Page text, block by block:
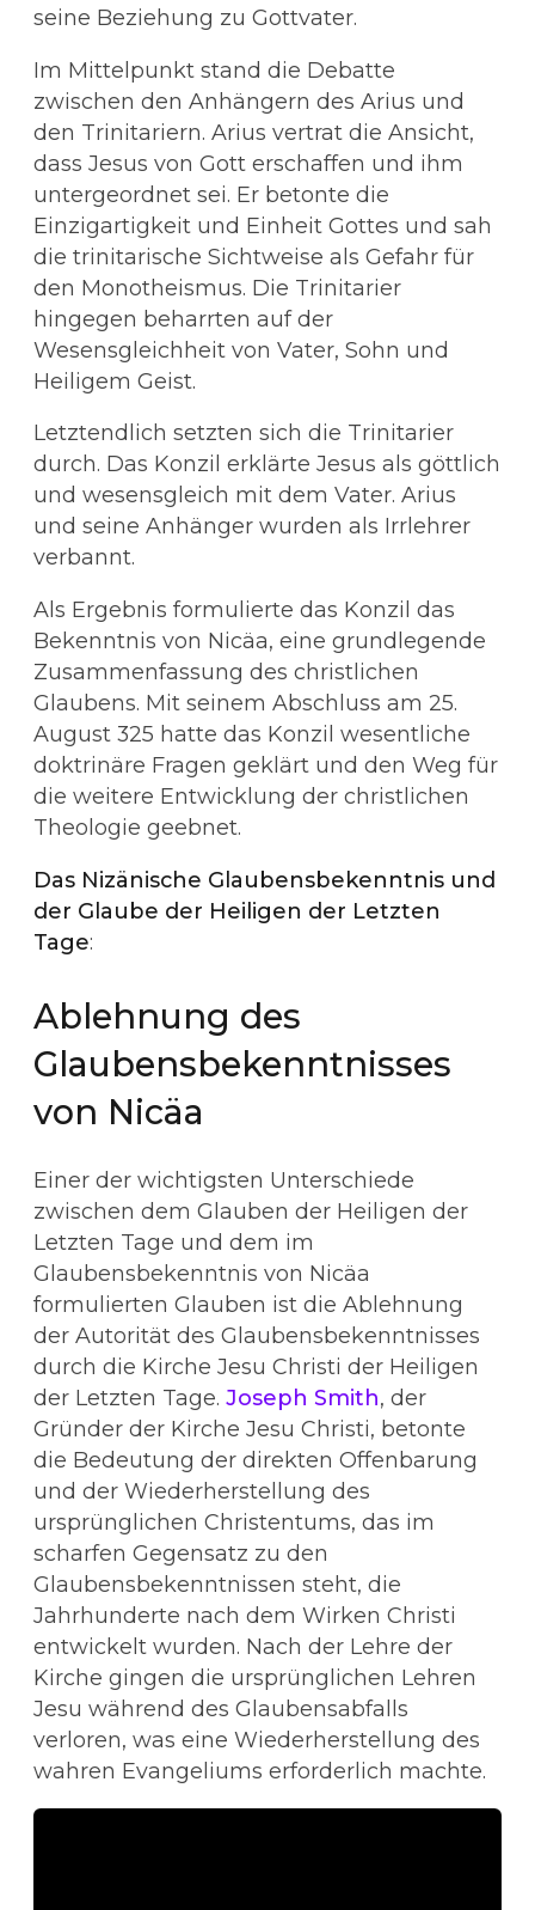
seine Beziehung zu Gottvater.
Im Mittelpunkt stand die Debatte
zwischen den Anhängern des Arius und
den Trinitariern. Arius vertrat die Ansicht,
dass Jesus von Gott erschaffen und ihm
untergeordnet sei. Er betonte die
Einzigartigkeit und Einheit Gottes und sah
die trinitarische Sichtweise als Gefahr für
den Monotheismus. Die Trinitarier
hingegen beharrten auf der
Wesensgleichheit von Vater, Sohn und
Heiligem Geist.
Letztendlich setzten sich die Trinitarier
durch. Das Konzil erklärte Jesus als göttlich
und wesensgleich mit dem Vater. Arius
und seine Anhänger wurden als Irrlehrer
verbannt.
Als Ergebnis formulierte das Konzil das
Bekenntnis von Nicäa, eine grundlegende
Zusammenfassung des christlichen
Glaubens. Mit seinem Abschluss am 25.
August 325 hatte das Konzil wesentliche
doktrinäre Fragen geklärt und den Weg für
die weitere Entwicklung der christlichen
Theologie geebnet.
Das Nizänische Glaubensbekenntnis und
der Glaube der Heiligen der Letzten
Tage:
Ablehnung des
Glaubensbekenntnisses
von Nicäa
Einer der wichtigsten Unterschiede
zwischen dem Glauben der Heiligen der
Letzten Tage und dem im
Glaubensbekenntnis von Nicäa
formulierten Glauben ist die Ablehnung
der Autorität des Glaubensbekenntnisses
durch die Kirche Jesu Christi der Heiligen
der Letzten Tage. Joseph Smith, der
Gründer der Kirche Jesu Christi, betonte
die Bedeutung der direkten Offenbarung
und der Wiederherstellung des
ursprünglichen Christentums, das im
scharfen Gegensatz zu den
Glaubensbekenntnissen steht, die
Jahrhunderte nach dem Wirken Christi
entwickelt wurden. Nach der Lehre der
Kirche gingen die ursprünglichen Lehren
Jesu während des Glaubensabfalls
verloren, was eine Wiederherstellung des
wahren Evangeliums erforderlich machte.